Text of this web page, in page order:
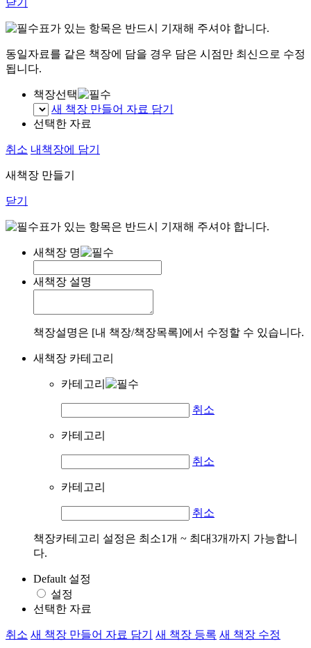
닫기
표가 있는 항목은 반드시 기재해 주셔야 합니다.
동일자료를 같은 책장에 담을 경우 담은 시점만 최신으로 수정
됩니다.
책장선택
새 책장 만들어 자료 담기
선택한 자료
취소 내책장에 담기
새책장 만들기
닫기
표가 있는 항목은 반드시 기재해 주셔야 합니다.
새책장 명
새책장 설명
책장설명은 [내 책장/책장목록]에서 수정할 수 있습니다.
새책장 카테고리
카테고리
취소
카테고리
취소
카테고리
취소
책장카테고리 설정은 최소1개 ~ 최대3개까지 가능합니
다.
Default 설정
설정
선택한 자료
취소 새 책장 만들어 자료 담기 새 책장 등록 새 책장 수정